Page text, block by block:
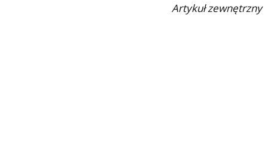
Artykuł zewnętrzny